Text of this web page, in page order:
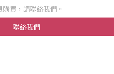
購買，請聯絡我們。
聯絡我們